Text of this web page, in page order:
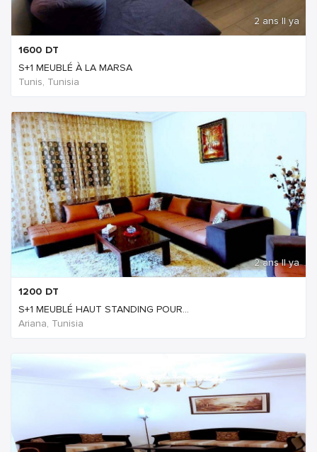
2 ans Il ya
1600 DT
S+1 MEUBLÉ À LA MARSA
Tunis, Tunisia
2 ans Il ya
1200 DT
S+1 MEUBLÉ HAUT STANDING POUR...
Ariana, Tunisia